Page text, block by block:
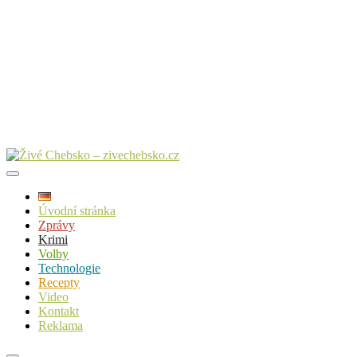
Úvodní stránka
Zprávy
Krimi
Volby
Technologie
Recepty
Video
Kontakt
Reklama